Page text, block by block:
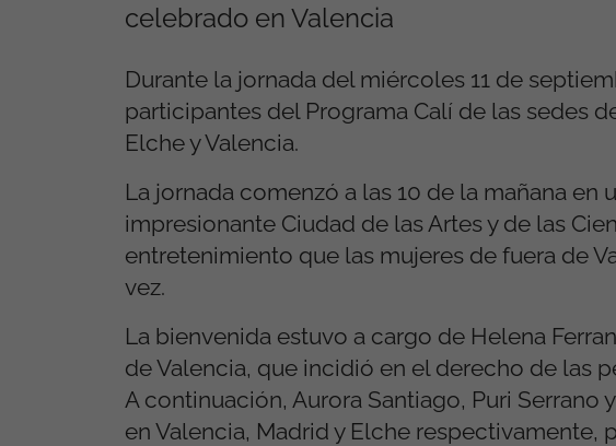
celebrado en Valencia
Durante la jornada del miércoles 11 de
participantes del Programa Calí de las sedes
Elche y Valencia.
La jornada comenzó a las 10 de la mañana en
impresionante Ciudad de las Artes y de las
entretenimiento que las mujeres de fuera de
vez.
La bienvenida estuvo a cargo de Helena
de Valencia, que incidió en el derecho de las
A continuación, Aurora Santiago, Puri Serrano
en Valencia, Madrid y Elche respectivamente,